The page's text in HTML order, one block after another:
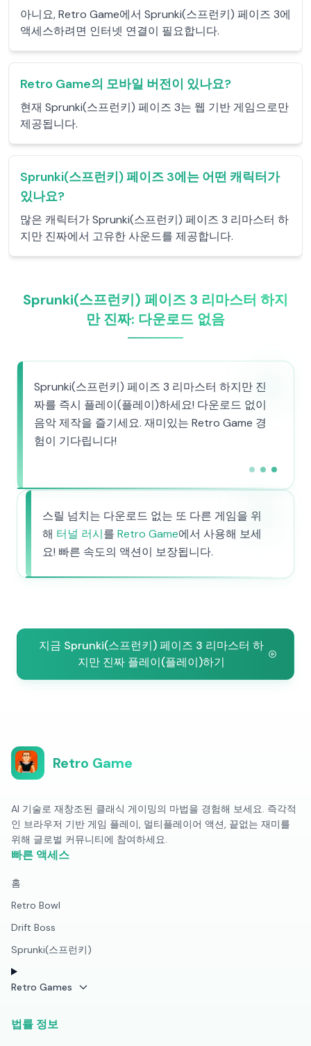
아니요, Retro Game에서 Sprunki(스프런키) 페이즈 3에
액세스하려면 인터넷 연결이 필요합니다.
Retro Game의 모바일 버전이 있나요?
현재 Sprunki(스프런키) 페이즈 3는 웹 기반 게임으로만
제공됩니다.
Sprunki(스프런키) 페이즈 3에는 어떤 캐릭터가
있나요?
많은 캐릭터가 Sprunki(스프런키) 페이즈 3 리마스터 하
지만 진짜에서 고유한 사운드를 제공합니다.
Sprunki(스프런키) 페이즈 3 리마스터 하지
만 진짜: 다운로드 없음
Sprunki(스프런키) 페이즈 3 리마스터 하지만 진
짜를 즉시 플레이(플레이)하세요! 다운로드 없이
음악 제작을 즐기세요. 재미있는 Retro Game 경
험이 기다립니다!
스릴 넘치는 다운로드 없는 또 다른 게임을 위
해 터널 러시를 Retro Game에서 사용해 보세
요! 빠른 속도의 액션이 보장됩니다.
지금 Sprunki(스프런키) 페이즈 3 리마스터 하
지만 진짜 플레이(플레이)하기
Retro Game
AI 기술로 재창조된 클래식 게이밍의 마법을 경험해 보세요. 즉각적
인 브라우저 기반 게임 플레이, 멀티플레이어 액션, 끝없는 재미를
위해 글로벌 커뮤니티에 참여하세요.
빠른 액세스
홈
Retro Bowl
Drift Boss
Sprunki(스프런키)
Retro Games
법률 정보